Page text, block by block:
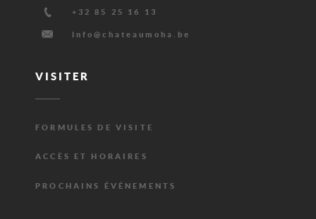
+32 85 25 16 13
info@chateaumoha.be
VISITER
FORMULES DE VISITE
ACCÈS ET HORAIRES
PROCHAINS ÉVÉNEMENTS